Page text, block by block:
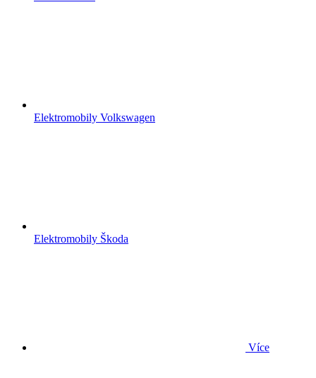
Elektromobily Volkswagen
Elektromobily Škoda
Více